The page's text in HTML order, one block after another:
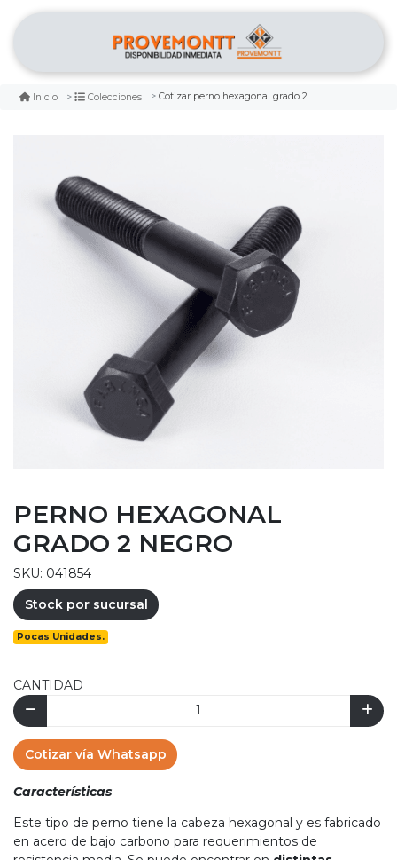
Inicio Colecciones Cotizar perno hexagonal grado 2 negro
PERNO HEXAGONAL
GRADO 2 NEGRO
SKU: 041854
Stock por sucursal
Pocas Unidades.
CANTIDAD
Cotizar vía Whatsapp
Características
Este tipo de perno tiene la cabeza hexagonal y es fabricado
en acero de bajo carbono para requerimientos de